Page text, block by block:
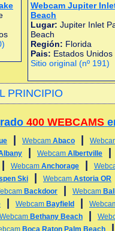
Webcam Jupiter
Beach
Lugar: Jupiter Inlet
Beach
Región: Florida
Pais: Estados Unidos
Sitio original (nº 191)
PRINCIPIO
400 WEBCAMS
Webcam Abaco
Webcam Albertville
Webcam Anchorage
Ski Webcam Astoria OR
Backdoor Webcam
Webcam Bayfield
Webcam Bethany Beach
Boca Raton Palm Beach